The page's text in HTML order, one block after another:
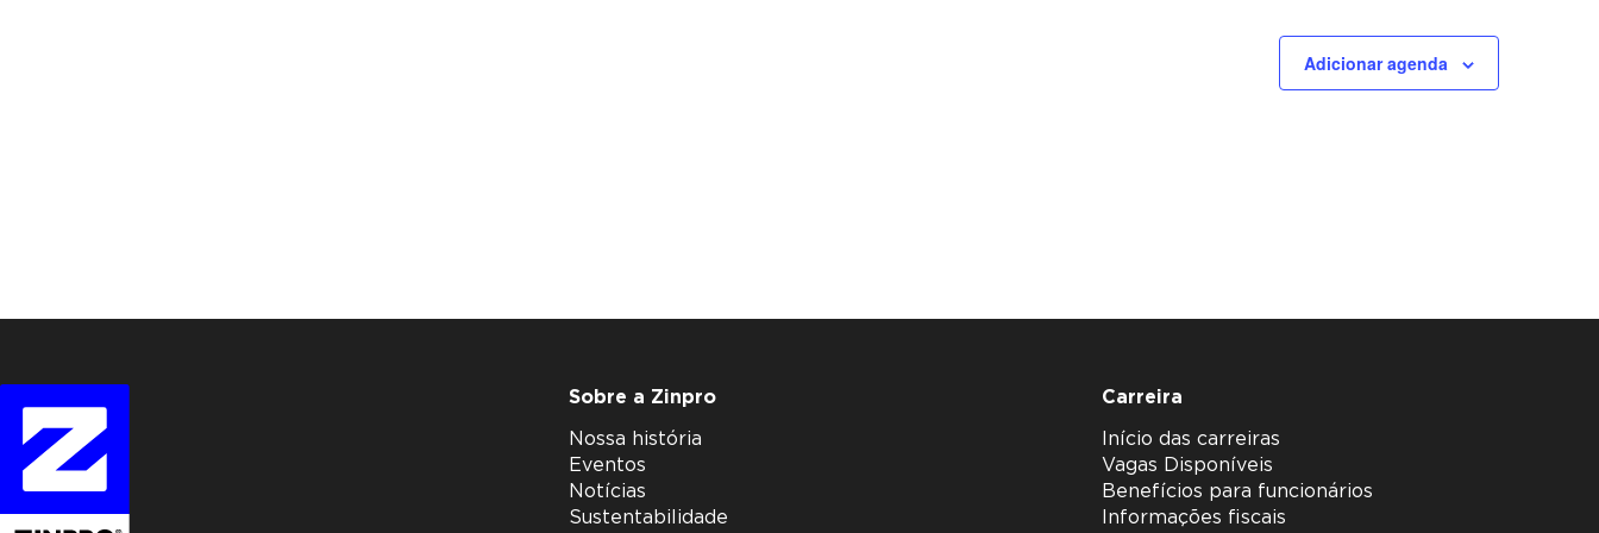
Adicionar agenda
Sobre a Zinpro
Nossa história
Eventos
Notícias
Sustentabilidade
Carreira
Início das carreiras
Vagas Disponíveis
Benefícios para funcionários
Informações fiscais